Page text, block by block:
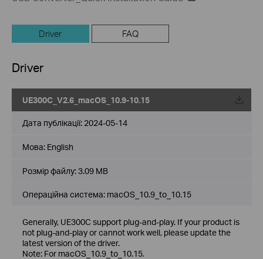
Driver FAQ
Driver
UE300C_V2.6_macOS_10.9-10.15
Дата публікації: 2024-05-14
Мова: English
Розмір файлу:3.09 MB
Операційна система: macOS_10.9_to_10.15
Generally, UE300C support plug-and-play. If your product is
not plug-and-play or cannot work well, please update the
latest version of the driver.
Note: For macOS_10.9_to_10.15.